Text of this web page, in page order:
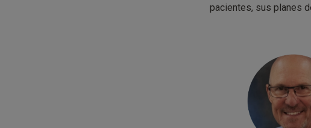
pacientes, sus planes